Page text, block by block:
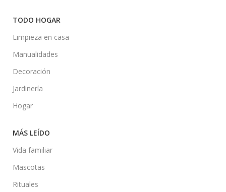
TODO HOGAR
Limpieza en casa
Manualidades
Decoración
Jardinería
Hogar
MÁS LEÍDO
Vida familiar
Mascotas
Rituales